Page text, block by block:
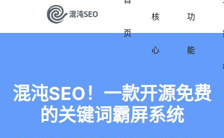
页
核
心
功
能
混沌SEO！一款开源免费
的关键词霸屏系统